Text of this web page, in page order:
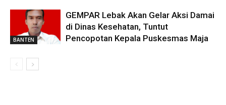
BANTEN
GEMPAR Lebak Akan Gelar Aksi Damai
di Dinas Kesehatan, Tuntut
Pencopotan Kepala Puskesmas Maja